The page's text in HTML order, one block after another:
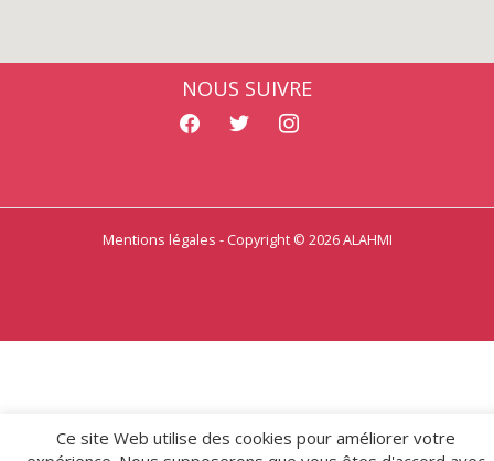
NOUS SUIVRE
facebooktwitter instagram
Mentions légales - Copyright © 2026 ALAHMI
Ce site Web utilise des cookies pour améliorer votre